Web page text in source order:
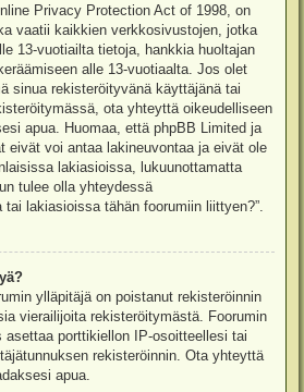
Privacy Protection Act of 1998, on
vaatii kaikkien verkkosivustojen, jotka
13-vuotiailta tietoja, hankkia huoltajan
alle 13-vuotiaalta. Jos olet
sinua rekisteröityvänä käyttäjänä tai
ota yhteyttä oikeudelliseen
apua. Huomaa, että phpBB Limited ja
eivät voi antaa lakineuvontaa ja eivät ole
lakiasioissa, lukuunottamatta
tulee olla yhteydessä
lakiasioissa tähän foorumiin liittyen?”.
ylläpitäjä on poistanut rekisteröinnin
vierailijoita rekisteröitymästä. Foorumin
porttikiellon IP-osoitteellesi tai
rekisteröinnin. Ota yhteyttä
apua.